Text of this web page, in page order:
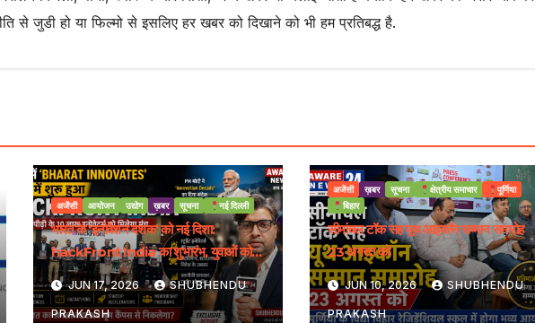
से जुडी हो या फिल्मो से इसलिए हर खबर को दिखाने को भी हम प्रतिबद्ध है.
अजेंसी आयोजन उद्योग ख़बर सूचना नई दिल्ली
भारत के ‘इनोवेशन दशक’ को नई दिशा:
hackFront India का शुभारंभ, युवाओं को
मिलेगा राष्ट्रीय मंच
JUN 17, 2026 SHUBHENDU
PRAKASH
अजेंसी ख़बर सूचना क्षेत्रीय समाचार
पूर्णिया
बिहार
सीमांचल टॉक सह यूथ आइकॉन सम्मान समारोह
23 अगस्त को
JUN 10, 2026 SHUBHENDU
PRAKASH